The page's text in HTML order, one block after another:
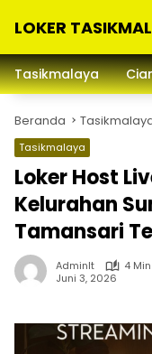
LOKER
Lowongan
Kerja
dan
Sekitarna
Tasikmalaya
Beranda
Tasikmalaya
Loker Host
Kelurahan
Tamansari
Adminlt
4
Juni 3, 2026